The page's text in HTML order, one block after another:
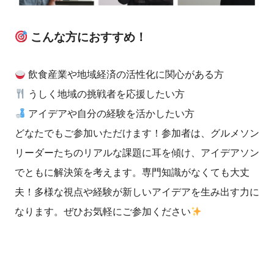
こんな方におすすめ！
飲食産業や地域経済の活性化に関心がある方
うしく地域の挑戦者を応援したい方
アイデアや自分の経験を活かしたい方
どなたでもご参加いただけます！参加者は、グルメソン
リーダーたちのリアルな課題に耳を傾け、アイデアソン
でともに解決策を考えます。専門知識がなくても大丈
夫！多様な視点や経験が新しいアイデアを生み出す力に
なります。ぜひお気軽にご参加ください